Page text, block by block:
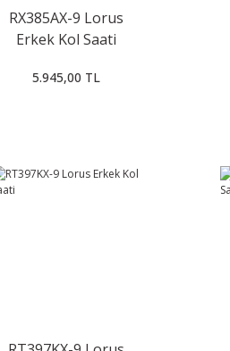
RX385AX-9 Lorus
Erkek Kol Saati
5.945,00 TL